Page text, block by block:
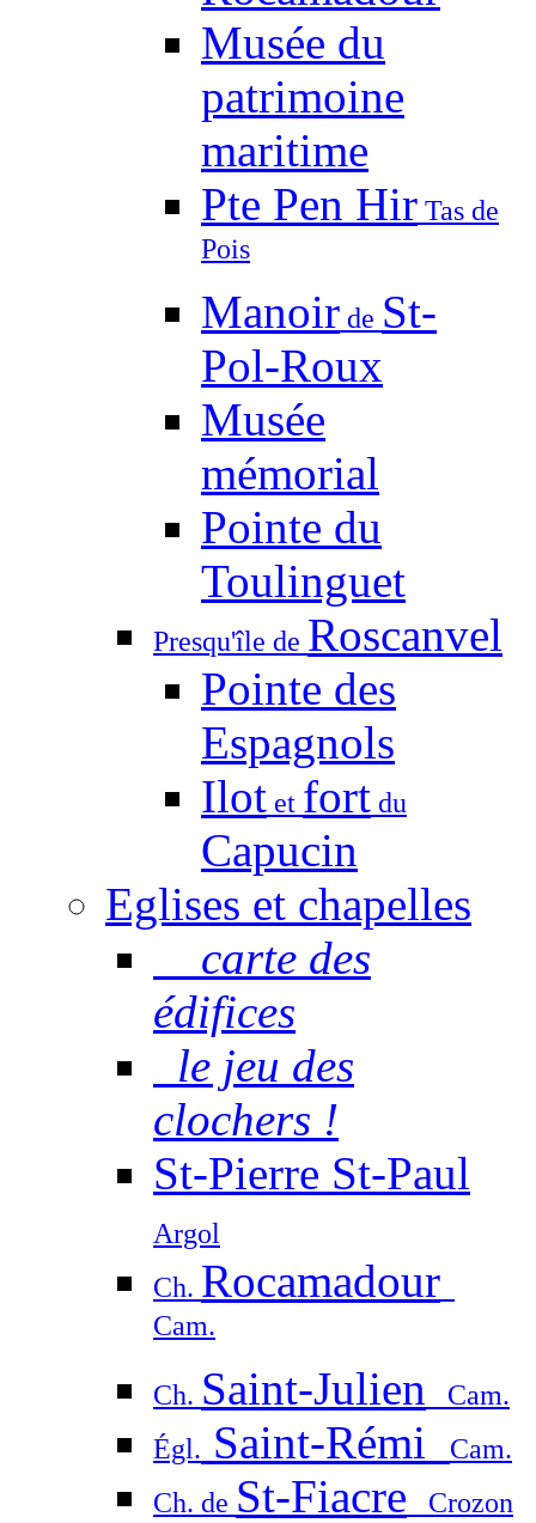
Musée du
patrimoine
maritime
Pte Pen Hir Tas de
Pois
Manoir de St-
Pol-Roux
Musée
mémorial
Pointe du
Toulinguet
Presqu'île de Roscanvel
Pointe des
Espagnols
Ilot et fort du
Capucin
Eglises et chapelles
carte des
édifices
le jeu des
clochers !
St-Pierre St-Paul
Argol
Ch. Rocamadour
Cam.
Ch. Saint-Julien Cam.
Égl. Saint-Rémi
Cam.
Ch. de St-Fiacre Crozon